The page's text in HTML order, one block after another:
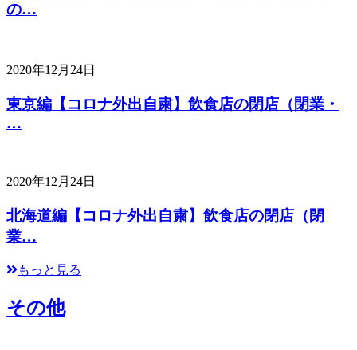
の…
2020年12月24日
東京編【コロナ外出自粛】飲食店の閉店（閉業・
…
2020年12月24日
北海道編【コロナ外出自粛】飲食店の閉店（閉
業…
もっと見る
その他